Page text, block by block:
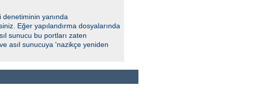
denetiminin yanında
Eğer yapılandırma dosyalarında
sunucu bu portları zaten
asıl sunucuya 'nazikçe yeniden